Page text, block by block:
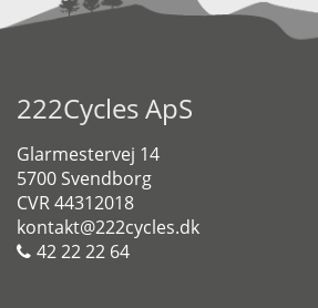
222Cycles ApS
Glarmestervej 14
5700 Svendborg
CVR 44312018
kontakt@222cycles.dk
42 22 22 64